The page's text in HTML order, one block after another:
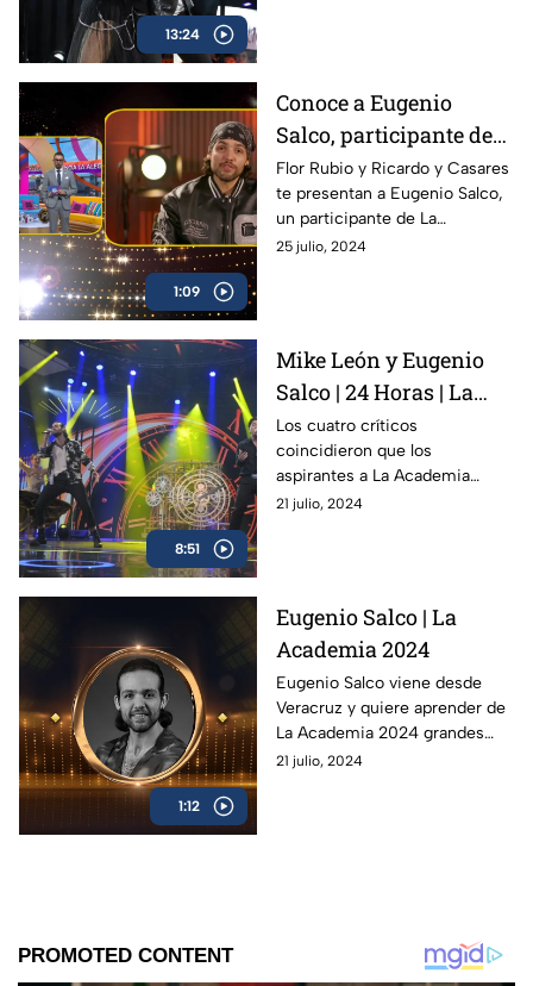
13:24
1:09
Conoce a Eugenio
Salco, participante de
La Academia 2024
Flor Rubio y Ricardo y Casares
te presentan a Eugenio Salco,
un participante de La
Academia que se identifica
25 julio, 2024
8:51
Mike León y Eugenio
Salco | 24 Horas | La
Academia 2024
Los cuatro críticos
coincidieron que los
aspirantes a La Academia
2024 están muy emocionados
21 julio, 2024
1:12
Eugenio Salco | La
Academia 2024
Eugenio Salco viene desde
Veracruz y quiere aprender de
La Academia 2024 grandes
cosas para crecer en su
21 julio, 2024